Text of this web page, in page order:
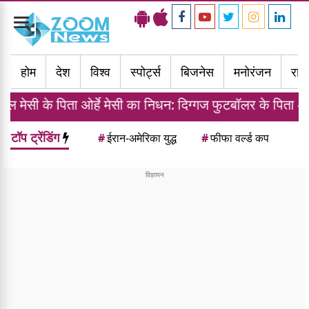
Toggle
navigation
होम
देश विश्व स्पोर्ट्स बिजनेस मनोरंजन
ओर्हे मेसी का निधन: दिग्गज फुटबॉलर के पिता और एजेंट ने 68
टॉप ट्रेंडिंग #ईरान-अमेरिका युद्ध #फीफा वर्ल्ड कप